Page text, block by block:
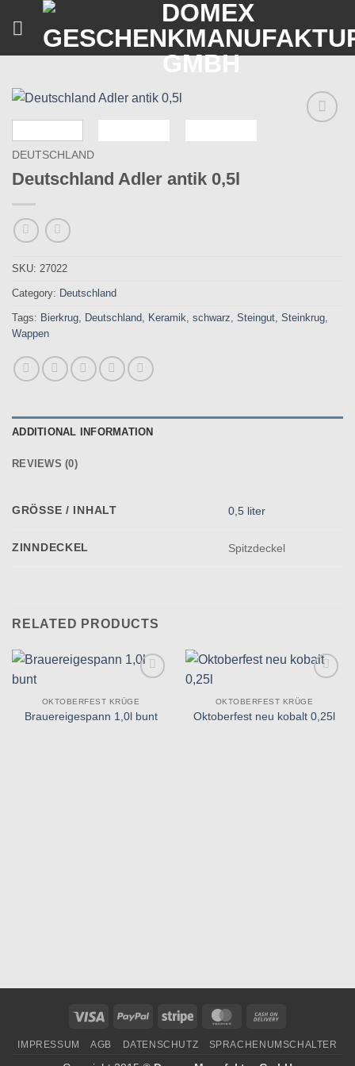
DEUTSCHLAND
Deutschland Adler antik 0,5l
SKU: 27022
Category: Deutschland
Tags: Bierkrug Deutschland Keramik schwarz Steingut Steinkrug
Wappen
ADDITIONAL INFORMATION
REVIEWS (0)
GRÖSSE / INHALT 0,5 liter
ZINNDECKEL Spitzdeckel
RELATED PRODUCTS
Wunschliste
hinzufügen
OKTOBERFEST KRÜGE
Brauereigespann 1,0l bunt
Wunschliste
hinzufügen
OKTOBERFEST KRÜGE
Oktoberfest neu kobalt 0,25l
Visa PayPal Stripe MasterCard
Delivery
IMPRESSUM AGB DATENSCHUTZ SPRACHENUMSCHALTER